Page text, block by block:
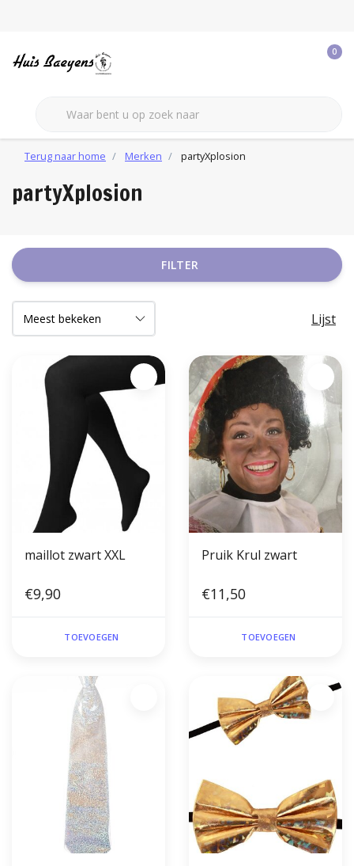
0
Terug naar home Merken partyXplosion
partyXplosion
FILTER
Lijst
maillot zwart XXL
€9,90
TOEVOEGEN
Pruik Krul zwart
€11,50
TOEVOEGEN